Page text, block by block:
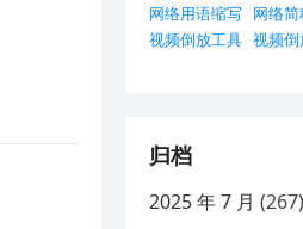
网络用语缩写 网络
视频倒放工具 视频
归档
2025 年 7 月 (267)